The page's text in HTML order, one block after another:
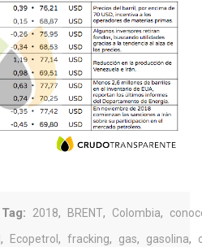
Tag: 2018, BRENT, Colombia,
, Ecopetrol , fracking, gas, gasolina,